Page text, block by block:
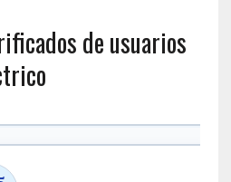
de usuarios